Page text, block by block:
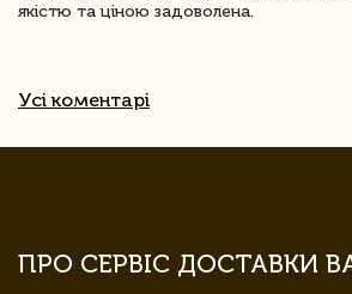
якістю та ціною задоволена.
Усі коментарі
ПРО СЕРВІС ДОСТАВКИ